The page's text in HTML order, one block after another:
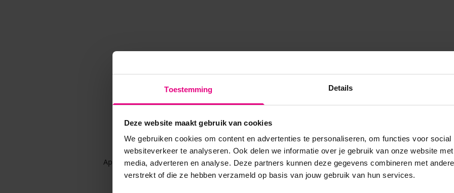
Toestemming Details
Deze website maakt gebruik van cookies
We gebruiken cookies om content en advertenties te personaliseren, om functies voor
websiteverkeer te analyseren. Ook delen we informatie over je gebruik van onze website
media, adverteren en analyse. Deze partners kunnen deze gegevens combineren met
verstrekt of die ze hebben verzameld op basis van jouw gebruik van hun services.
Application error: a client-side exception has occurred while loadingwww.voordeeluitjes.nl (see the